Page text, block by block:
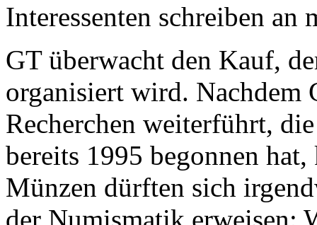
Interessenten schreiben
GT überwacht den Kauf,
organisiert wird. Nachdem
Recherchen weiterführt,
bereits 1995 begonnen
Münzen dürften sich
der Numismatik erweisen: